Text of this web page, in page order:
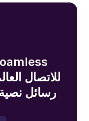
للاتصال
رسائل